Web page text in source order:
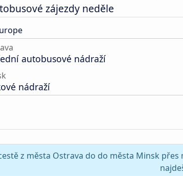
zájezdy neděle
autobusové nádraží
nádraží
z města Ostrava do do města Minsk